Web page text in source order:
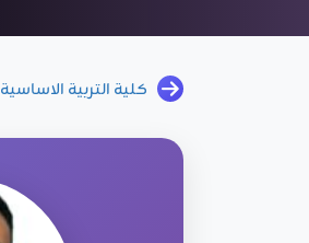
كلية التربية الاساسية